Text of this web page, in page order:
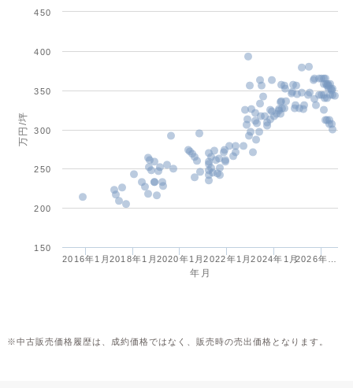
年月
万円/坪
Series 1
2016年1月2018年1月2020年1月2022年1月2024年1月2026年…
150
200
250
300
350
400
450
※中古販売価格履歴は、成約価格ではなく、販売時の売出価格となります。